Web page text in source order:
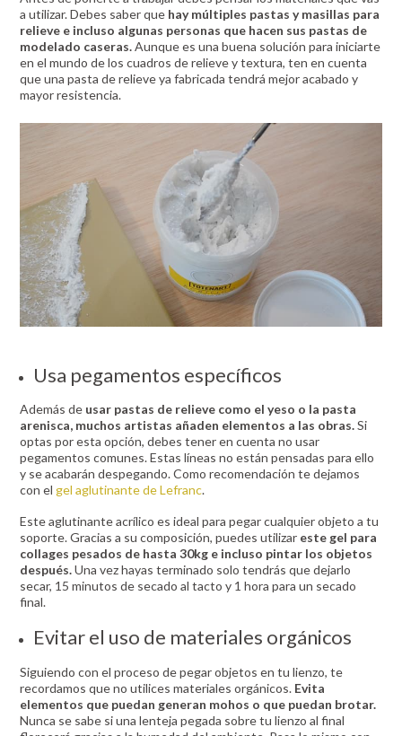
a utilizar. Debes saber que hay múltiples pastas y masillas para
relieve e incluso algunas personas que hacen sus pastas de
modelado caseras.Aunque es una buena solución para iniciarte
en el mundo de los cuadros de relieve y textura, ten en cuenta
que una pasta de relieve ya fabricada tendrá mejor acabado y
mayor resistencia.
Usa pegamentos específicos
Además de usar pastas de relieve como el yeso o la pasta
arenisca, muchos artistas añaden elementos a las obras.Si
optas por esta opción, debes tener en cuenta no usar
pegamentos comunes. Estas líneas no están pensadas para ello
y se acabarán despegando. Como recomendación te dejamos
con el gel aglutinante de Lefranc.
Este aglutinante acrílico es ideal para pegar cualquier objeto a tu
soporte. Gracias a su composición, puedes utilizar este gel para
collages pesados de hasta 30kg e incluso pintar los objetos
después.Una vez hayas terminado solo tendrás que dejarlo
secar, 15 minutos de secado al tacto y 1 hora para un secado
final.
Evitar el uso de materiales orgánicos
Siguiendo con el proceso de pegar objetos en tu lienzo, te
recordamos que no utilices materiales orgánicos. Evita
elementos que puedan generan mohos o que puedan brotar.
Nunca se sabe si una lenteja pegada sobre tu lienzo al final